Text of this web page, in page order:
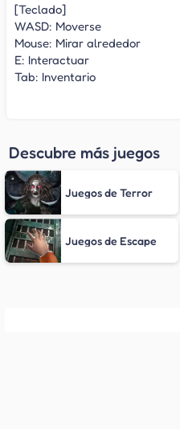
[Teclado]
WASD: Moverse
Mouse: Mirar alrededor
E: Interactuar
Tab: Inventario
Descubre más juegos
Juegos de Terror
Juegos de Escape